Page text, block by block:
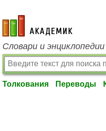
academic.ru
Словари и
Толкования Переводы